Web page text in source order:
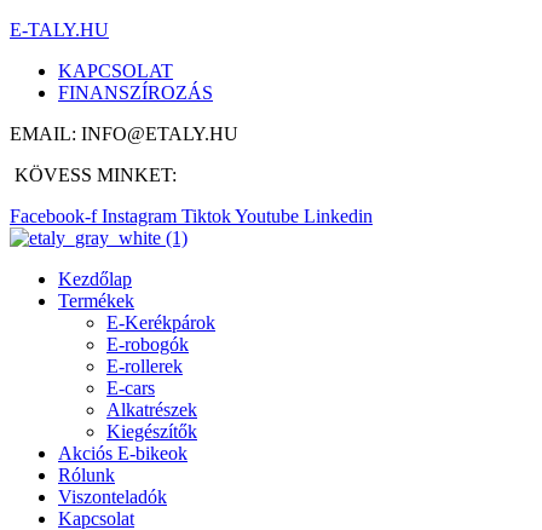
E-TALY.HU
KAPCSOLAT
FINANSZÍROZÁS
EMAIL: INFO@ETALY.HU
KÖVESS MINKET:
Facebook-f Instagram TiktokYoutube Linkedin
Kezdőlap
Termékek
E-Kerékpárok
E-robogók
E-rollerek
E-cars
Alkatrészek
Kiegészítők
Akciós E-bikeok
Rólunk
Viszonteladók
Kapcsolat